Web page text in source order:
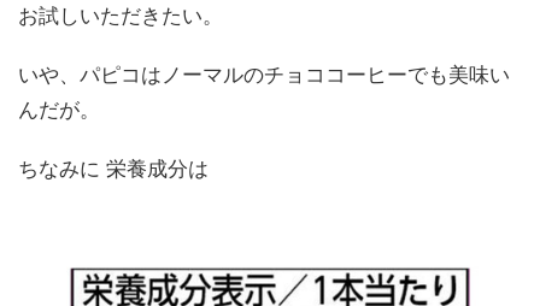
お試しいただきたい。
いや、パピコはノーマルのチョココーヒーでも美味い
んだが。
ちなみに 栄養成分は